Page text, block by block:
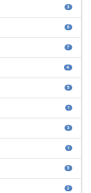
3
6
7
4
5
1
3
1
5
2